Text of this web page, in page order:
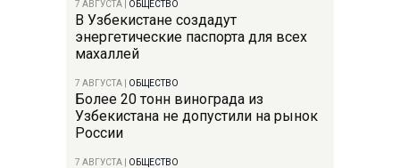
7 АВГУСТА ОБЩЕСТВО
В Узбекистане создадут
энергетические паспорта для всех
махаллей
7 АВГУСТА ОБЩЕСТВО
Более 20 тонн винограда из
Узбекистана не допустили на рынок
России
7 АВГУСТА ОБЩЕСТВО